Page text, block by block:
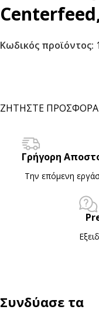
Κωδικός προϊόντος:
ΖΗΤΗΣΤΕ ΠΡΟΣΦΟΡΑ
Γρήγορη
Την επόμενη
Συνδύασε τα